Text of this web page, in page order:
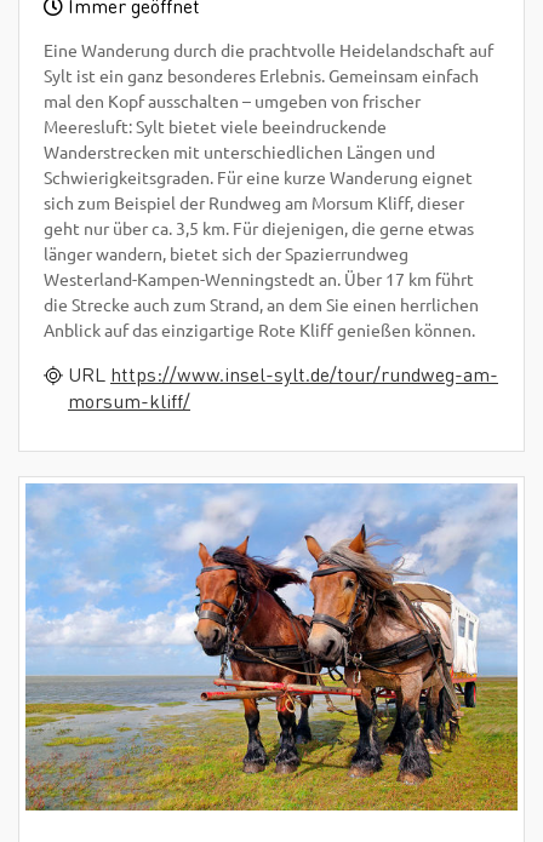
Eine Wanderung durch die prachtvolle Heidelandschaft auf
Sylt ist ein ganz besonderes Erlebnis. Gemeinsam einfach
mal den Kopf ausschalten – umgeben von frischer
Meeresluft: Sylt bietet viele beeindruckende
Wanderstrecken mit unterschiedlichen Längen und
Schwierigkeitsgraden. Für eine kurze Wanderung eignet
sich zum Beispiel der Rundweg am Morsum Kliff, dieser
geht nur über ca. 3,5 km. Für diejenigen, die gerne etwas
länger wandern, bietet sich der Spazierrundweg
Westerland-Kampen-Wenningstedt an. Über 17 km führt
die Strecke auch zum Strand, an dem Sie einen herrlichen
Anblick auf das einzigartige Rote Kliff genießen können.
URL https://www.insel-sylt.de/tour/rundweg-am-
morsum-kliff/